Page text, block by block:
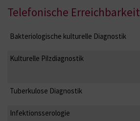
Telefonische Erreichbarkeit
Bakteriologische kulturelle Diagnostik
Kulturelle Pilzdiagnostik
Tuberkulose Diagnostik
Infektionsserologie